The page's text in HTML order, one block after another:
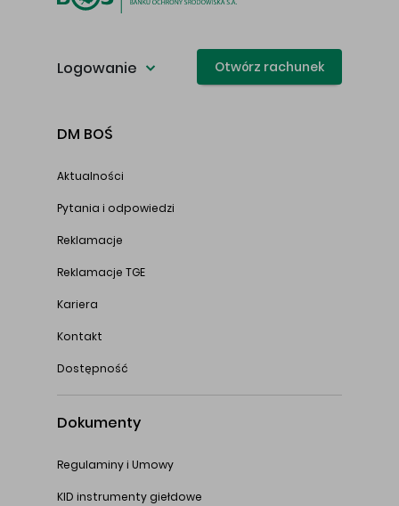
Logowanie Otwórz rachunek
DM BOŚ
Aktualności
Pytania i odpowiedzi
Reklamacje
Reklamacje TGE
Kariera
Kontakt
Dostępność
Dokumenty
Regulaminy i Umowy
KID instrumenty giełdowe